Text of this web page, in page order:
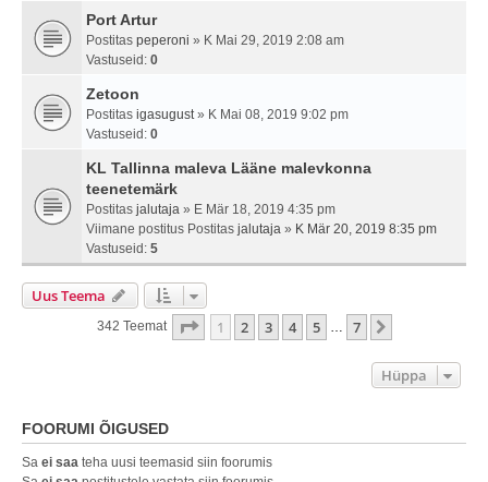
Port Artur
Postitas peperoni » K Mai 29, 2019 2:08 am
Vastuseid: 0
Zetoon
Postitas igasugust» K Mai 08, 2019 9:02 pm
Vastuseid: 0
KL Tallinna maleva Lääne malevkonna
teenetemärk
Postitas jalutaja » E Mär 18, 2019 4:35 pm
Viimane postitus Postitas jalutaja » K Mär 20, 2019 8:35 pm
Vastuseid: 5
Uus Teema
342 Teemat 1 . Leht7 -st
1 2 3 4 5 … 7
Hüppa
FOORUMI ÕIGUSED
Sa ei saa teha uusi teemasid siin foorumis